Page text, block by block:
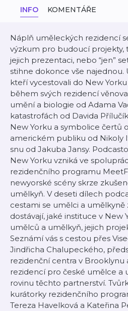
INFO KOMENTÁŘE
Náplň uměleckých rezidencí
výzkum pro budoucí projekty,
jejich prezentaci, nebo “jen”
stihne dokonce vše najednou.
kteří vycestovali do New
během svých rezidencí
umění a biologie od Adama
katastrofách od Davida
New Yorku a symbolice čertů
americkém publiku od Nikoly
snu od Jakuba Jansy.
New Yorku vzniká ve
rezidenčního programu
newyorské scény skrze
umělkyň. V deseti dílech
cestami se umělci a umělkyně
dostávají, jaké instituce v New
umělců a umělkyň, jejich
Seznámí vás s cestou přes
Jindřicha Chalupeckého,
rezidenční centra v Brooklynu
rezidencí pro české umělce a
rovinu těchto partnerství.
kurátorky rezidenčního
Tereza Havelková a Kateřina